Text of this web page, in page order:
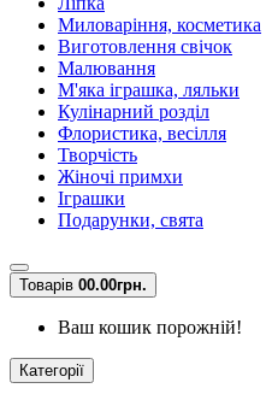
Миловаріння, косметика
Виготовлення свічок
Малювання
М'яка іграшка, ляльки
Кулінарний розділ
Флористика, весілля
Творчість
Жіночі примхи
Іграшки
Подарунки, свята
Товарів 00.00грн.
Ваш кошик порожній!
Категорії